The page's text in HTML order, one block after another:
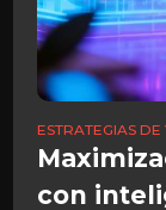
ESTRATEGIAS DE
con